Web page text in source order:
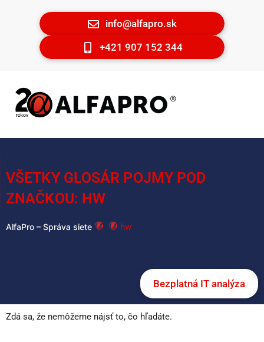
info@alfapro.sk
+421 907 152 344
VŠETKY GLOSÁR POJMY POD
ZNAČKOU: HW
AlfaPro – Správa siete hw
Bezplatná IT analýza
Zdá sa, že nemôžeme nájsť to, čo hľadáte.